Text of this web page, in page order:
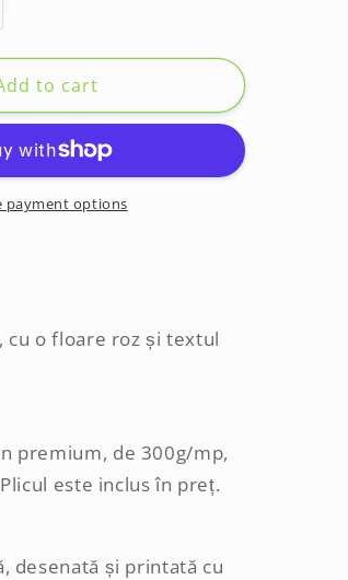
to cart
payment options
cu o floare roz și textul
premium, de 300g/mp,
este inclus în preț.
desenată și printată cu